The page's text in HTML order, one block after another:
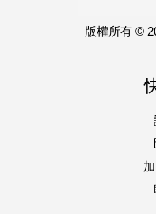
版權所有 ©